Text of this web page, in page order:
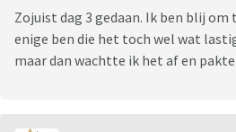
Zojuist dag 3 gedaan. Ik ben blij
enige ben die het toch wel wat
maar dan wachtte ik het af en